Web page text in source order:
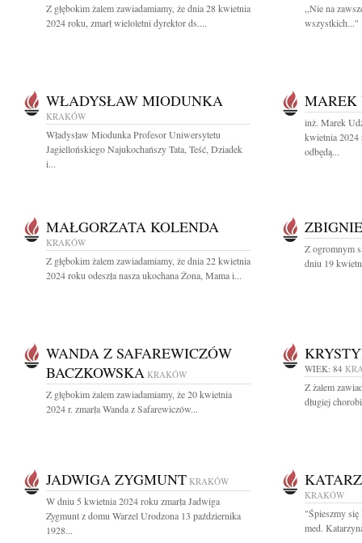
Z głębokim żalem zawiadamiamy, że dnia 28 kwietnia
2024 roku, zmarł wieloletni dyrektor ds....
,,Nie na
wszystkich..."
WŁADYSŁAW MIODUNKA
KRAKÓW
Władysław Miodunka Profesor Uniwersytetu
Jagiellońskiego Najukochańszy Tata, Teść, Dziadek
i...
MAREK
inż. Marek
kwietnia 2024
odbędą...
MAŁGORZATA KOLENDA
KRAKÓW
Z głębokim żalem zawiadamiamy, że dnia 22 kwietnia
2024 roku odeszła nasza ukochana Żona, Mama i...
Z ogromnym
dniu 19
WANDA Z SAFAREWICZÓW
BACZKOWSKA KRAKÓW
Z głębokim żalem zawiadamiamy, że 20 kwietnia
2024 r. zmarła Wanda z Safarewiczów...
WIEK: 84
Z żalem
długiej
JADWIGA ZYGMUNT KRAKÓW
W dniu 5 kwietnia 2024 roku zmarła Jadwiga
Zygmunt z domu Warzel Urodzona 13 października
1928...
KRAKÓW
"Śpieszmy
med.